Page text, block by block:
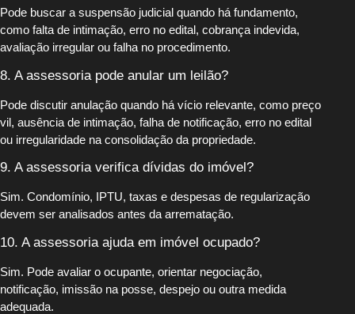
Pode buscar a suspensão judicial quando há fundamento,
como falta de intimação, erro no edital, cobrança indevida,
avaliação irregular ou falha no procedimento.
8. A assessoria pode anular um leilão?
Pode discutir anulação quando há vício relevante, como preço
vil, ausência de intimação, falha de notificação, erro no edital
ou irregularidade na consolidação da propriedade.
9. A assessoria verifica dívidas do imóvel?
Sim. Condomínio, IPTU, taxas e despesas de regularização
devem ser analisados antes da arrematação.
10. A assessoria ajuda em imóvel ocupado?
Sim. Pode avaliar o ocupante, orientar negociação,
notificação, imissão na posse, despejo ou outra medida
adequada.